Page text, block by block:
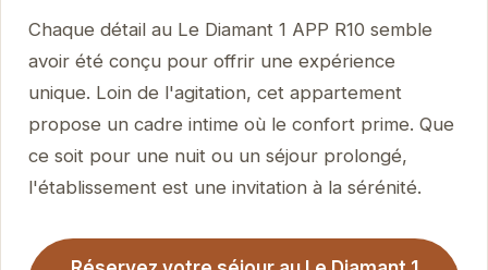
Chaque détail au Le Diamant 1 APP R10 semble
avoir été conçu pour offrir une expérience
unique. Loin de l'agitation, cet appartement
propose un cadre intime où le confort prime. Que
ce soit pour une nuit ou un séjour prolongé,
l'établissement est une invitation à la sérénité.